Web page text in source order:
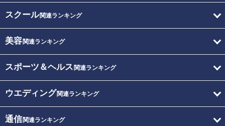
スクール関連ランキング
美容関連ランキング
スポーツ＆ヘルス 関連ランキング
ウエディング関連ランキング
通信関連ランキング